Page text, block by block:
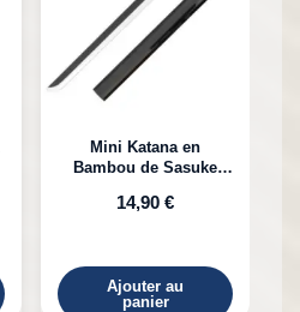
Mini Katana en
Bambou de Sasuke
14,90 €
Ajouter au
panier